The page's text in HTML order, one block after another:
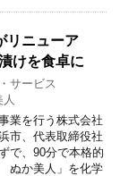
リニューア
けを食卓に
サービス
業を行う株式会社
市、代表取締役社
で、90分で本格的
ぬか美人」を化学